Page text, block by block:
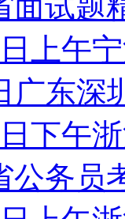
上午
广东深
下午
公务员